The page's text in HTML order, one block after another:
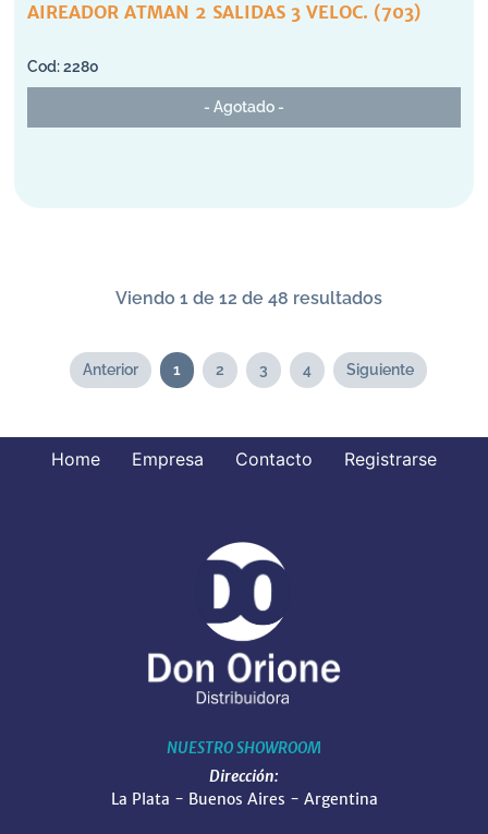
AIREADOR ATMAN 2 SALIDAS 3 VELOC. (703)
2280
- Agotado -
Viendo 1 de 12 de 48 resultados
Anterior 1 2 3 4 Siguiente
Home Empresa Contacto Registrarse
NUESTRO SHOWROOM
Dirección:
La Plata - Buenos Aires - Argentina